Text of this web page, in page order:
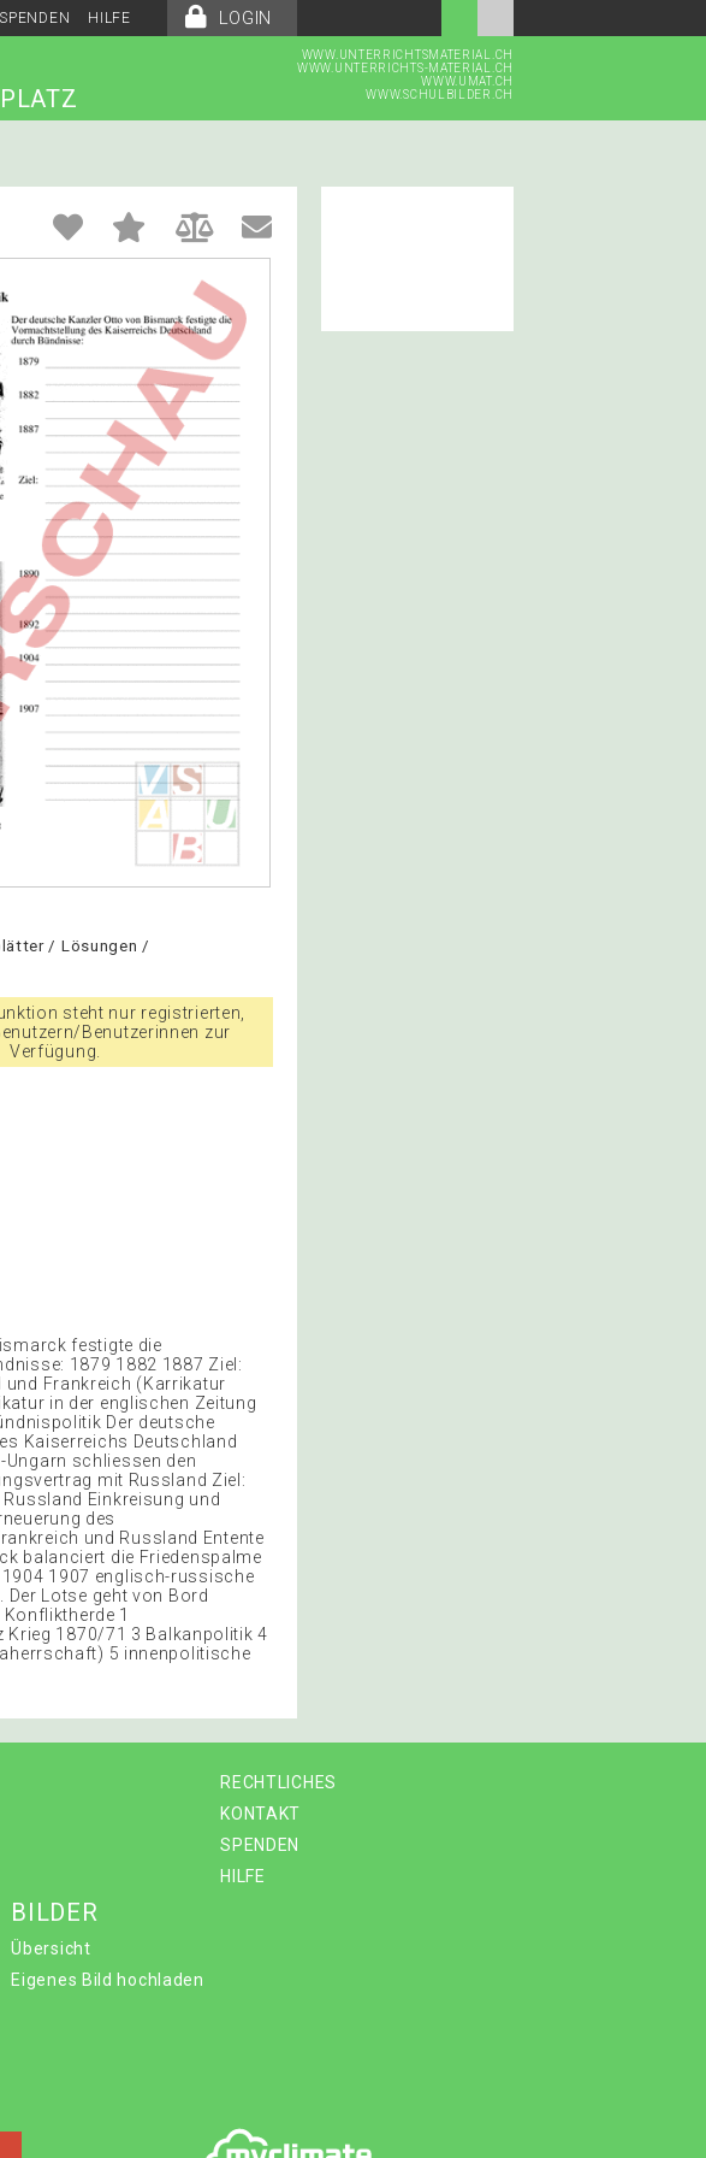
LOGIN
SPENDEN HILFE
WWW.UNTERRICHTSMATERIAL.CH
WWW.UNTERRICHTS-MATERIAL.CH
WWW.UMAT.CH
WWW.SCHULBILDER.CH
/ Lösungen /
steht nur registrierten,
Benutzerinnen zur
Verfügung.
festigte die
1879 1882 1887 Ziel:
Frankreich (Karrikatur
in der englischen Zeitung
Der deutsche
Kaiserreichs Deutschland
schliessen den
mit Russland Ziel:
Einkreisung und
des
und Russland Entente
balanciert die Friedenspalme
1907 englisch-russische
Der Lotse geht von Bord
1
Krieg 1870/71 3 Balkanpolitik 4
5 innenpolitische
RECHTLICHES
KONTAKT
SPENDEN
HILFE
BILDER
Übersicht
Eigenes Bild hochladen